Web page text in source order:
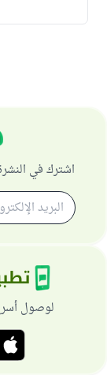
اشترك في
لوصول